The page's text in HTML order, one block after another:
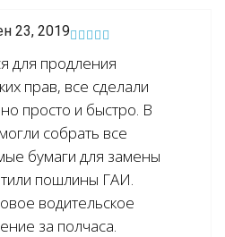
23, 2019
для продления
прав, все сделали
просто и быстро. В
собрать все
бумаги для замены
пошлины ГАИ.
водительское
за полчаса.